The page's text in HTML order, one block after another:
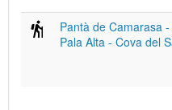
Pantà de Camarasa
Pala Alta - Cova del